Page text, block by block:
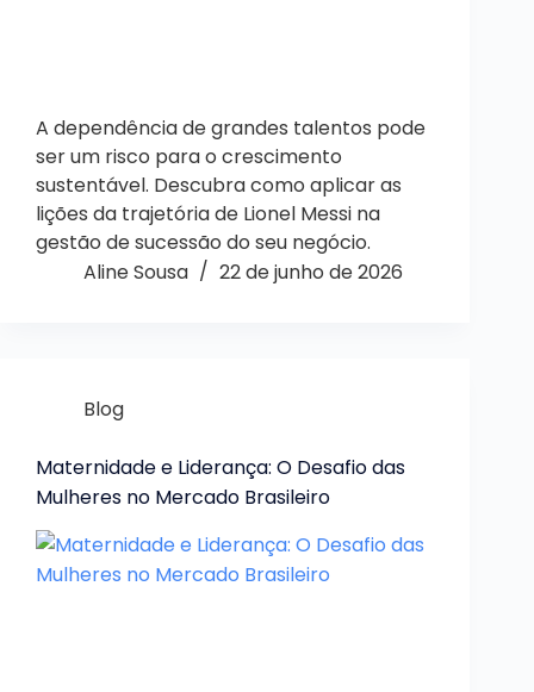
A dependência de grandes talentos pode
ser um risco para o crescimento
sustentável. Descubra como aplicar as
lições da trajetória de Lionel Messi na
gestão de sucessão do seu negócio.
Aline Sousa
22 de junho de 2026
Blog
Maternidade e Liderança: O Desafio das
Mulheres no Mercado Brasileiro